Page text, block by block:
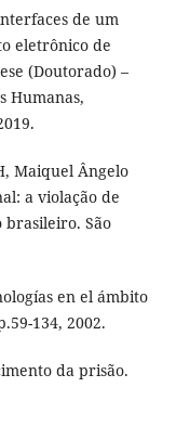
de um
eletrônico de
(Doutorado) –
Humanas,
Maiquel Ângelo
a violação de
brasileiro. São
en el ámbito
134, 2002.
da prisão.